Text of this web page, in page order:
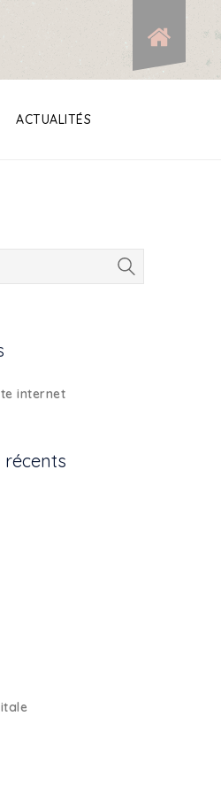
ACTUALITÉS
internet